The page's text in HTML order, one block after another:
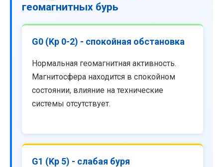
геомагнитных бурь
G0 (Kp 0-2) - спокойная обстановка
Нормальная геомагнитная активность.
Магнитосфера находится в спокойном
состоянии, влияние на технические
системы отсутствует.
G1 (Kp 5) - слабая буря